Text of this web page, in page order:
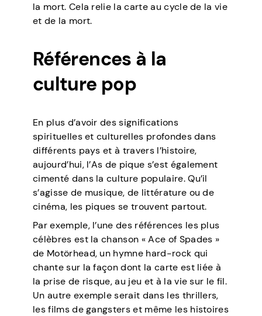
la mort. Cela relie la carte au cycle de la vie
et de la mort.
Références à la
culture pop
En plus d’avoir des significations
spirituelles et culturelles profondes dans
différents pays et à travers l’histoire,
aujourd’hui, l’As de pique s’est également
cimenté dans la culture populaire. Qu’il
s’agisse de musique, de littérature ou de
cinéma, les piques se trouvent partout.
Par exemple, l’une des références les plus
célèbres est la chanson « Ace of Spades »
de Motörhead, un hymne hard-rock qui
chante sur la façon dont la carte est liée à
la prise de risque, au jeu et à la vie sur le fil.
Un autre exemple serait dans les thrillers,
les films de gangsters et même les histoires